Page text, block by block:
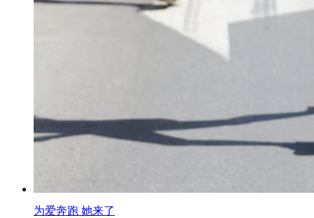
为爱奔跑 她来了